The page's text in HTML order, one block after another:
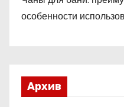
особенности
Архив